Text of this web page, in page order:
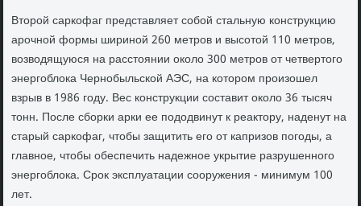
Второй саркофаг представляет собой стальную конструкцию
арочной формы шириной 260 метров и высотой 110 метров,
возводящуюся на расстоянии около 300 метров от четвертого
энергоблока Чернобыльской АЭС, на котором произошел
взрыв в 1986 году. Вес конструкции составит около 36 тысяч
тонн. После сборки арки ее пододвинут к реактору, наденут на
старый саркофаг, чтобы защитить его от капризов погоды, а
главное, чтобы обеспечить надежное укрытие разрушенного
энергоблока. Срок эксплуатации сооружения - минимум 100
лет.